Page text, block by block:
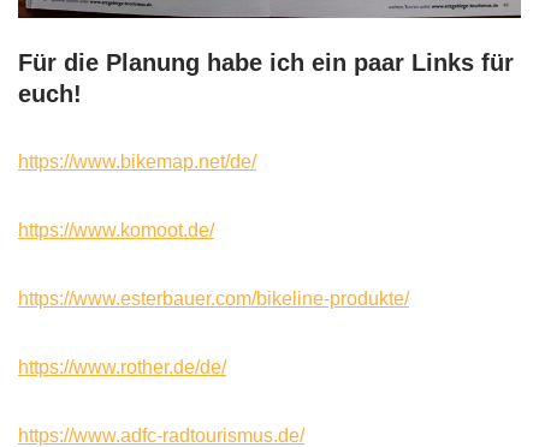
Für die Planung habe ich ein paar Links für
euch!
https://www.bikemap.net/de/
https://www.komoot.de/
https://www.esterbauer.com/bikeline-produkte/
https://www.rother.de/de/
https://www.adfc-radtourismus.de/